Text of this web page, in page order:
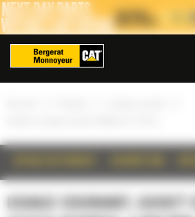
USAGE COURANT, GODET À
Panneau de gestion des cookies